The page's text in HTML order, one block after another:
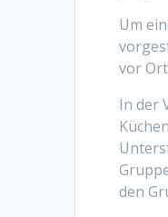
Um
vor
In der
den